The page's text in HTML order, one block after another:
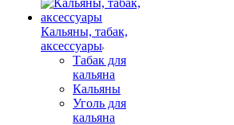
Кальяны, табак,
аксессуары
Табак для
кальяна
Кальяны
Уголь для
кальяна